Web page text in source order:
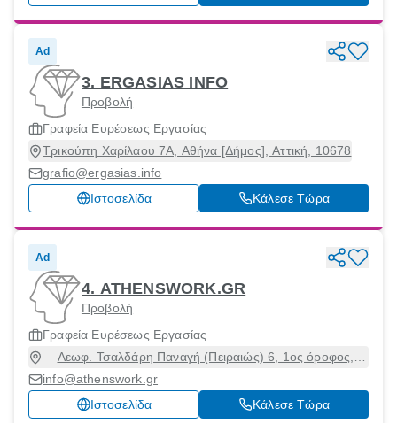
Ad
3. ERGASIAS INFO
Προβολή
Γραφεία Ευρέσεως Εργασίας
Τρικούπη Χαρίλαου 7A, Αθήνα [Δήμος], Αττική, 10678
grafio@ergasias.info
Ιστοσελίδα
Κάλεσε Τώρα
Ad
4. ATHENSWORK.GR
Προβολή
Γραφεία Ευρέσεως Εργασίας
Λεωφ. Τσαλδάρη Παναγή (Πειραιώς) 6, 1ος όροφος,
Ομόνοια 6, Αθήνα [Δήμος], Αττική, 10431
info@athenswork.gr
Ιστοσελίδα
Κάλεσε Τώρα